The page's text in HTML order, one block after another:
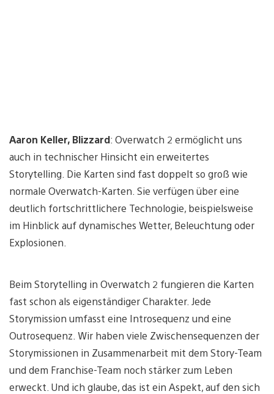
Aaron Keller, Blizzard: Overwatch 2 ermöglicht uns
auch in technischer Hinsicht ein erweitertes
Storytelling. Die Karten sind fast doppelt so groß wie
normale Overwatch-Karten. Sie verfügen über eine
deutlich fortschrittlichere Technologie, beispielsweise
im Hinblick auf dynamisches Wetter, Beleuchtung oder
Explosionen.
Beim Storytelling in Overwatch 2 fungieren die Karten
fast schon als eigenständiger Charakter. Jede
Storymission umfasst eine Introsequenz und eine
Outrosequenz. Wir haben viele Zwischensequenzen der
Storymissionen in Zusammenarbeit mit dem Story-Team
und dem Franchise-Team noch stärker zum Leben
erweckt. Und ich glaube, das ist ein Aspekt, auf den sich